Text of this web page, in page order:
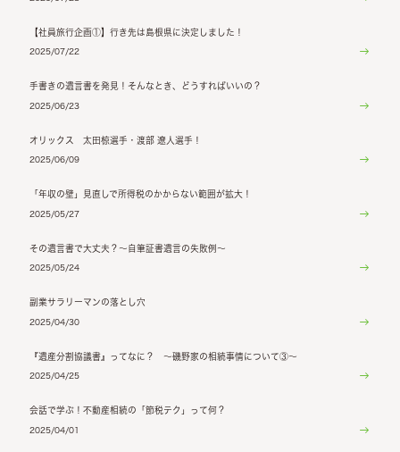
【社員旅行企画①】行き先は島根県に決定しました！
2025/07/22
手書きの遺言書を発見！そんなとき、どうすればいいの？
2025/06/23
オリックス 太田椋選手・渡部 遼人選手！
2025/06/09
「年収の壁」見直しで所得税のかからない範囲が拡大！
2025/05/27
その遺言書で大丈夫？～自筆証書遺言の失敗例～
2025/05/24
副業サラリーマンの落とし穴
2025/04/30
『遺産分割協議書』ってなに？ ～磯野家の相続事情について③～
2025/04/25
会話で学ぶ！不動産相続の「節税テク」って何？
2025/04/01